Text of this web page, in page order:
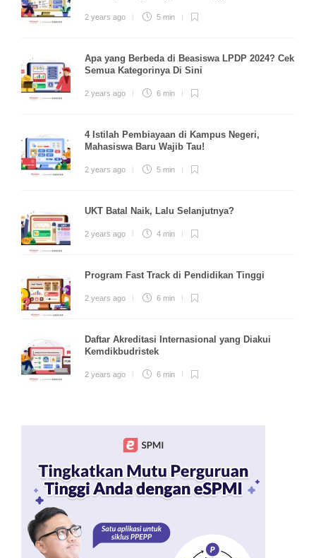
2 years ago 5 min
Apa yang Berbeda di Beasiswa LPDP 2024? Cek
Semua Kategorinya Di Sini
2 years ago 6 min
4 Istilah Pembiayaan di Kampus Negeri,
Mahasiswa Baru Wajib Tau!
2 years ago 5 min
UKT Batal Naik, Lalu Selanjutnya?
2 years ago 4 min
Program Fast Track di Pendidikan Tinggi
2 years ago 6 min
Daftar Akreditasi Internasional yang Diakui
Kemdikbudristek
2 years ago 6 min